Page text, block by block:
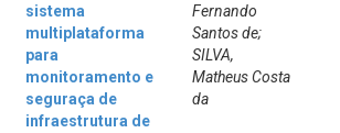
sistema
multiplataforma
para
monitoramento e
seguraça de
infraestrutura de
Fernando
Santos de;
SILVA,
Matheus Costa
da